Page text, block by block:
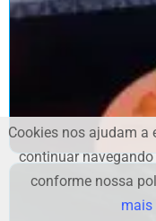
Cookies nos ajudam a
continuar
conforme nossa
mais